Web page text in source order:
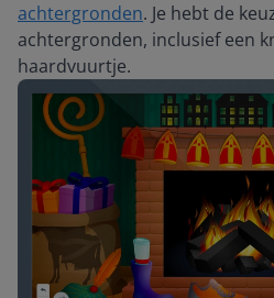
achtergronden. Je hebt de
achtergronden, inclusief een
haardvuurtje.